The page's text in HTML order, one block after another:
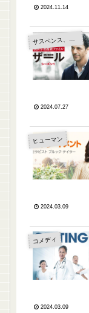
2024.11.14
サ スペンス、ミステリー
2024.07.27
ヒューマン
2024.03.09
コメディ
2024.03.09